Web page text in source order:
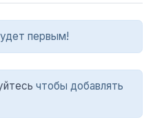
первым!
чтобы добавлять